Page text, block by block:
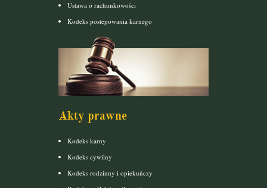
Ustawa o rachunkowości
Kodeks postepowania karnego
Akty prawne
Kodeks karny
Kodeks cywilny
Kodeks rodzinny i opiekuńczy